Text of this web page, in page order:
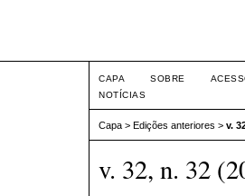
CAPA SOBRE
NOTÍCIAS
Capa > Edições anteriores > v.
v. 32, n. 32